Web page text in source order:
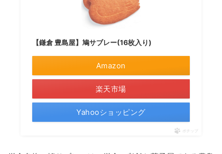
【鎌倉 豊島屋】鳩サブレー(16枚入り)
Amazon
楽天市場
Yahooショッピング
ポチップ